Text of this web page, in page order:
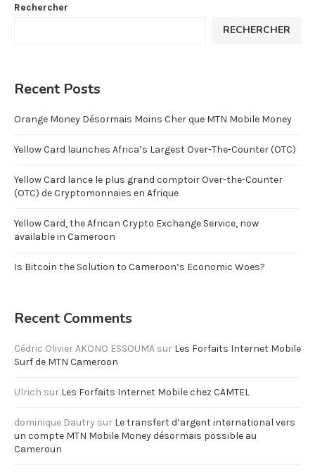
Rechercher
RECHERCHER
Recent Posts
Orange Money Désormais Moins Cher que MTN Mobile Money
Yellow Card launches Africa’s Largest Over-The-Counter (OTC)
Yellow Card lance le plus grand comptoir Over-the-Counter
(OTC) de Cryptomonnaies en Afrique
Yellow Card, the African Crypto Exchange Service, now
available in Cameroon
Is Bitcoin the Solution to Cameroon’s Economic Woes?
Recent Comments
Cédric Olivier AKONO ESSOUMA sur Les Forfaits Internet Mobile
Surf de MTN Cameroon
Ulrich sur Les Forfaits Internet Mobile chez CAMTEL
dominique Dautry sur Le transfert d’argent international vers
un compte MTN Mobile Money désormais possible au
Cameroun